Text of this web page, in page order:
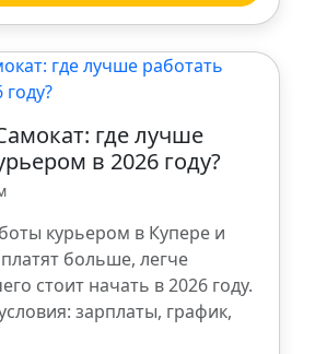
где лучше
в 2026 году?
курьером в Купере и
больше, легче
стоит начать в 2026 году.
зарплаты, график,